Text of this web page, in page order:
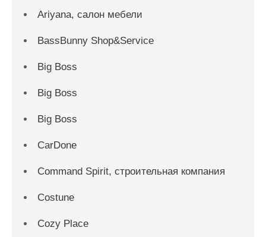
Ariyana, салон мебели
BassBunny Shop&Service
Big Boss
Big Boss
Big Boss
CarDone
Command Spirit, строительная компания
Costune
Cozy Place